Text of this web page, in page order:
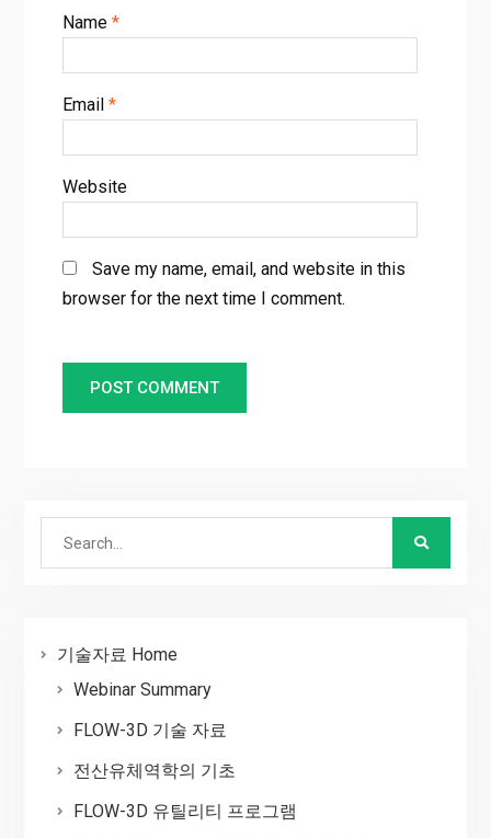
Name *
Email *
Website
Save my name, email, and website in this
browser for the next time I comment.
기술자료 Home
Webinar Summary
FLOW-3D 기술 자료
전산유체역학의 기초
FLOW-3D 유틸리티 프로그램